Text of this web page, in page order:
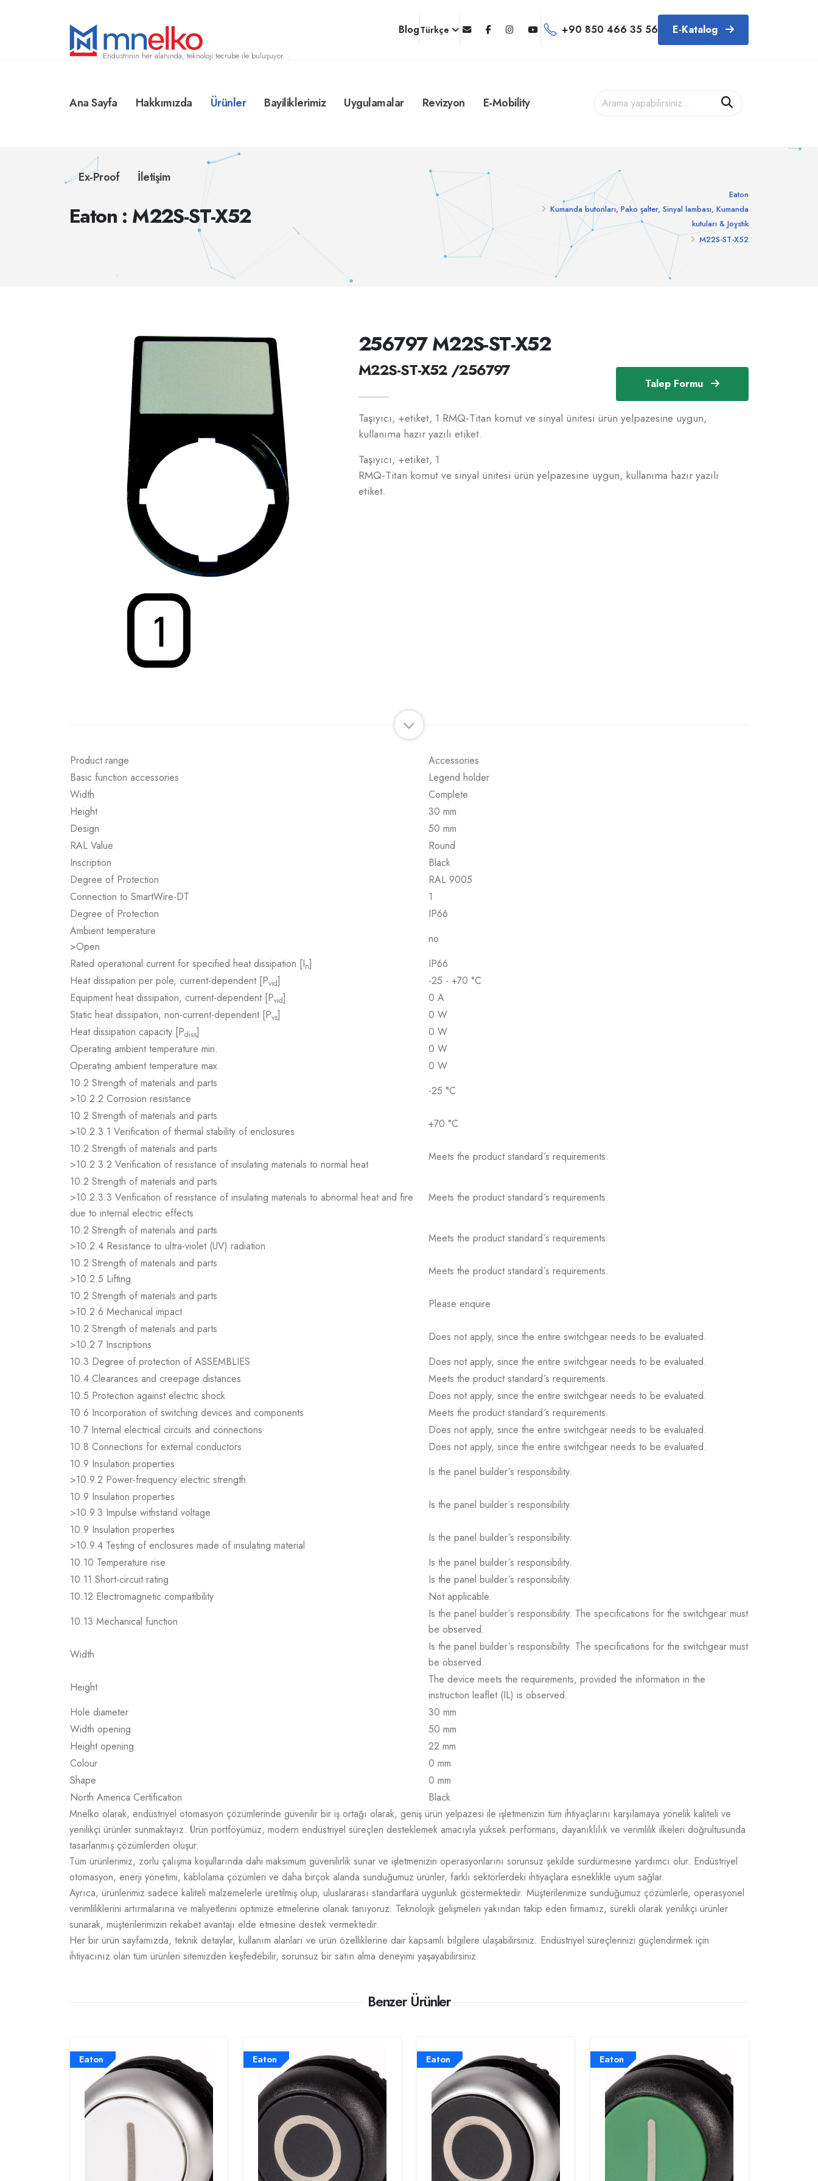
Endüstrinin her alanında, teknoloji tecrübe ile buluşuyor...
BlogTürkçe +90 850 466 35 56 E-Katalog
Ana Sayfa Hakkımızda Ürünler Bayiliklerimiz Uygulamalar Revizyon E-Mobility
Ex-Proof İletişim
Eaton : M22S-ST-X52
Eaton
Kumanda butonları, Pako şalter, Sinyal lambası, Kumanda
kutuları & Joystik
M22S-ST-X52
Talep Formu
256797 M22S-ST-X52
M22S-ST-X52 /256797
Taşıyıcı, +etiket, 1 RMQ-Titan komut ve sinyal ünitesi ürün yelpazesine uygun,
kullanıma hazır yazılı etiket.
Taşıyıcı, +etiket, 1
RMQ-Titan komut ve sinyal ünitesi ürün yelpazesine uygun, kullanıma hazır yazılı
etiket.
Product range
Accessories
Basic function accessories
Legend holder
Width
Complete
Height
30 mm
Design
50 mm
RAL Value
Round
Inscription
Black
Degree of Protection
RAL 9005
Connection to SmartWire-DT
1
Degree of Protection
IP66
Ambient temperature
>Open
no
Rated operational current for specified heat dissipation [In]
IP66
Heat dissipation per pole, current-dependent [Pvid]
-25 - +70 °C
Equipment heat dissipation, current-dependent [Pvid]
0 A
Static heat dissipation, non-current-dependent [Pvs]
0 W
Heat dissipation capacity [Pdiss]
0 W
Operating ambient temperature min.
0 W
Operating ambient temperature max.
0 W
10.2 Strength of materials and parts
>10.2.2 Corrosion resistance
-25 °C
10.2 Strength of materials and parts
>10.2.3.1 Verification of thermal stability of enclosures
+70 °C
10.2 Strength of materials and parts
>10.2.3.2 Verification of resistance of insulating materials to normal heat
Meets the product standard´s requirements.
10.2 Strength of materials and parts
>10.2.3.3 Verification of resistance of insulating materials to abnormal heat and fire
due to internal electric effects
Meets the product standard´s requirements.
10.2 Strength of materials and parts
>10.2.4 Resistance to ultra-violet (UV) radiation
Meets the product standard´s requirements.
10.2 Strength of materials and parts
>10.2.5 Lifting
Meets the product standard´s requirements.
10.2 Strength of materials and parts
>10.2.6 Mechanical impact
Please enquire
10.2 Strength of materials and parts
>10.2.7 Inscriptions
Does not apply, since the entire switchgear needs to be evaluated.
10.3 Degree of protection of ASSEMBLIES
Does not apply, since the entire switchgear needs to be evaluated.
10.4 Clearances and creepage distances
Meets the product standard´s requirements.
10.5 Protection against electric shock
Does not apply, since the entire switchgear needs to be evaluated.
10.6 Incorporation of switching devices and components
Meets the product standard´s requirements.
10.7 Internal electrical circuits and connections
Does not apply, since the entire switchgear needs to be evaluated.
10.8 Connections for external conductors
Does not apply, since the entire switchgear needs to be evaluated.
10.9 Insulation properties
>10.9.2 Power-frequency electric strength
Is the panel builder´s responsibility.
10.9 Insulation properties
>10.9.3 Impulse withstand voltage
Is the panel builder´s responsibility.
10.9 Insulation properties
>10.9.4 Testing of enclosures made of insulating material
Is the panel builder´s responsibility.
10.10 Temperature rise
Is the panel builder´s responsibility.
10.11 Short-circuit rating
Is the panel builder´s responsibility.
10.12 Electromagnetic compatibility
Not applicable.
10.13 Mechanical function
Is the panel builder´s responsibility. The specifications for the switchgear must
be observed.
Width
Is the panel builder´s responsibility. The specifications for the switchgear must
be observed.
Height
The device meets the requirements, provided the information in the
instruction leaflet (IL) is observed.
Hole diameter
30 mm
Width opening
50 mm
Height opening
22 mm
Colour
0 mm
Shape
0 mm
North America Certification
Black
Mnelko olarak, endüstriyel otomasyon çözümlerinde güvenilir bir iş ortağı olarak, geniş ürün yelpazesi ile işletmenizin tüm ihtiyaçlarını karşılamaya yönelik kaliteli ve
yenilikçi ürünler sunmaktayız. Ürün portföyümüz, modern endüstriyel süreçleri desteklemek amacıyla yüksek performans, dayanıklılık ve verimlilik ilkeleri doğrultusunda
tasarlanmış çözümlerden oluşur.
Tüm ürünlerimiz, zorlu çalışma koşullarında dahi maksimum güvenilirlik sunar ve işletmenizin operasyonlarını sorunsuz şekilde sürdürmesine yardımcı olur. Endüstriyel
otomasyon, enerji yönetimi, kablolama çözümleri ve daha birçok alanda sunduğumuz ürünler, farklı sektörlerdeki ihtiyaçlara esneklikle uyum sağlar.
Ayrıca, ürünlerimiz sadece kaliteli malzemelerle üretilmiş olup, uluslararası standartlara uygunluk göstermektedir. Müşterilerimize sunduğumuz çözümlerle, operasyonel
verimliliklerini artırmalarına ve maliyetlerini optimize etmelerine olanak tanıyoruz. Teknolojik gelişmeleri yakından takip eden firmamız, sürekli olarak yenilikçi ürünler
sunarak, müşterilerimizin rekabet avantajı elde etmesine destek vermektedir.
Her bir ürün sayfamızda, teknik detaylar, kullanım alanları ve ürün özelliklerine dair kapsamlı bilgilere ulaşabilirsiniz. Endüstriyel süreçlerinizi güçlendirmek için
ihtiyacınız olan tüm ürünleri sitemizden keşfedebilir, sorunsuz bir satın alma deneyimi yaşayabilirsiniz.
Benzer Ürünler
Eaton Eaton Eaton Eaton